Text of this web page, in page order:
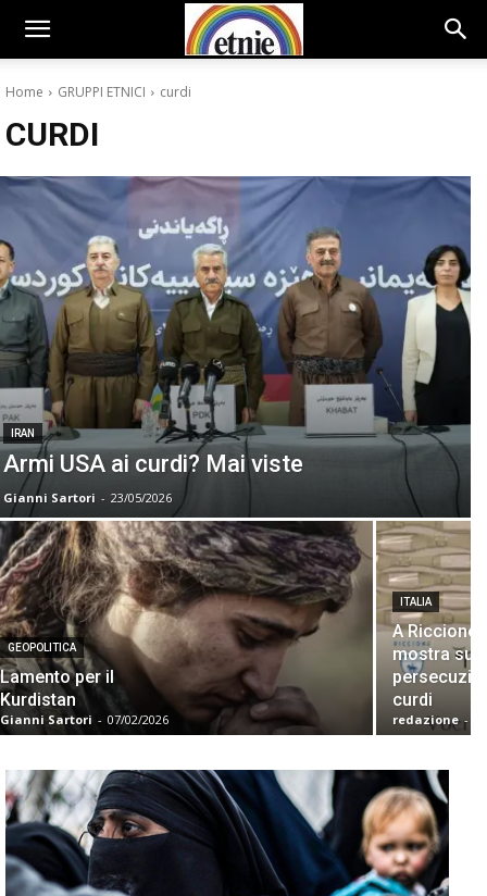
Home GRUPPI ETNICI curdi
CURDI
IRAN
Armi USA ai curdi? Mai viste
Gianni Sartori - 23/05/2026
GEOPOLITICA
Lamento per il
Kurdistan
Gianni Sartori - 07/02/2026
ITALIA
A Riccione
mostra
curdi
redazione -